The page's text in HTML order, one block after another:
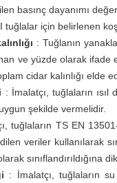
basınç dayanımı
için belirlenen
: Tuğlanın
ve yüzde olarak ifade
cidar kalınlığı elde
: İmalatçı, tuğlaların
şekilde vermelidir.
tuğlaların TS EN
veriler kullanılarak
sınıflandırıldığına
: İmalatçı, tuğlaların